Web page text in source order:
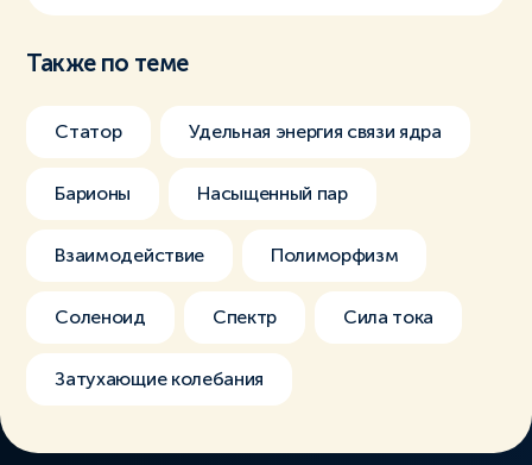
Также по теме
Статор Удельная энергия связи ядра
Барионы Насыщенный пар
Взаимодействие Полиморфизм
Соленоид Спектр Сила тока
Затухающие колебания